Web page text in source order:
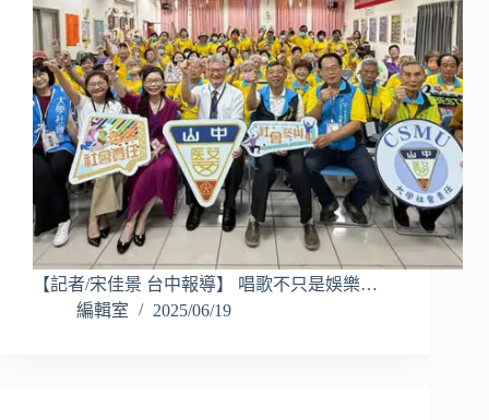
【記者/宋佳景 台中報導】 唱歌不只是娛樂…
編輯室
2025/06/19